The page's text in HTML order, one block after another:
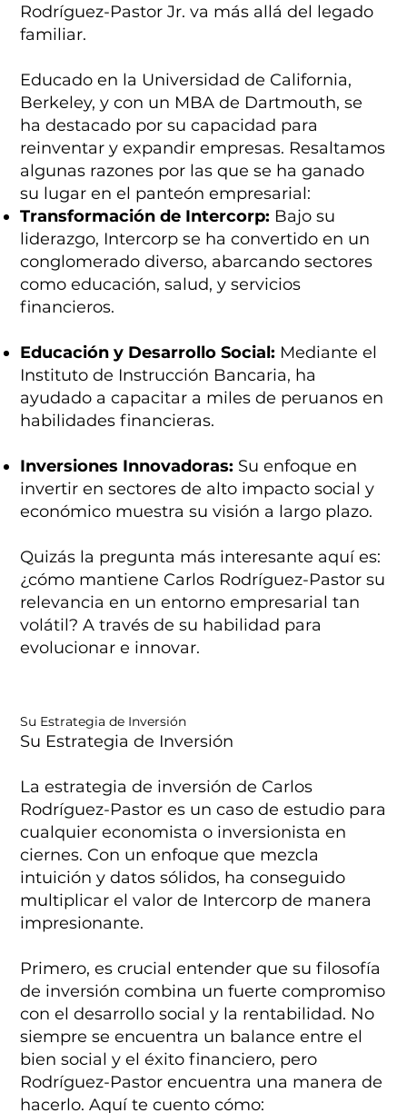
Su Estrategia de Inversión
Su Estrategia de Inversión
La estrategia de inversión de Carlos
Rodríguez-Pastor es un caso de estudio para
cualquier economista o inversionista en
ciernes. Con un enfoque que mezcla
intuición y datos sólidos, ha conseguido
multiplicar el valor de Intercorp de manera
impresionante.
Primero, es crucial entender que su filosofía
de inversión combina un fuerte compromiso
con el desarrollo social y la rentabilidad. No
siempre se encuentra un balance entre el
bien social y el éxito financiero, pero
Rodríguez-Pastor encuentra una manera de
hacerlo. Aquí te cuento cómo:
Rodríguez-Pastor Jr. va más allá del legado
familiar.
Educado en la Universidad de California,
Berkeley, y con un MBA de Dartmouth, se
ha destacado por su capacidad para
reinventar y expandir empresas. Resaltamos
algunas razones por las que se ha ganado
su lugar en el panteón empresarial:
Transformación de Intercorp: Bajo su
liderazgo, Intercorp se ha convertido en un
conglomerado diverso, abarcando sectores
como educación, salud, y servicios
financieros.
Educación y Desarrollo Social: Mediante el
Instituto de Instrucción Bancaria, ha
ayudado a capacitar a miles de peruanos en
habilidades financieras.
Inversiones Innovadoras: Su enfoque en
invertir en sectores de alto impacto social y
económico muestra su visión a largo plazo.
Quizás la pregunta más interesante aquí es:
¿cómo mantiene Carlos Rodríguez-Pastor su
relevancia en un entorno empresarial tan
volátil? A través de su habilidad para
evolucionar e innovar.